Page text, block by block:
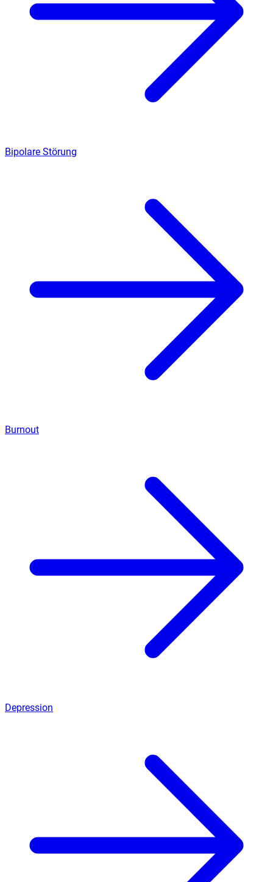
Bipolare Störung
Burnout
Depression